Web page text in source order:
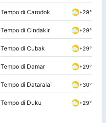
Tempo di Carodok +29°
Tempo di Cindakir +29°
Tempo di Cubak +29°
Tempo di Damar +29°
Tempo di Dataralai +30°
Tempo di Duku +29°